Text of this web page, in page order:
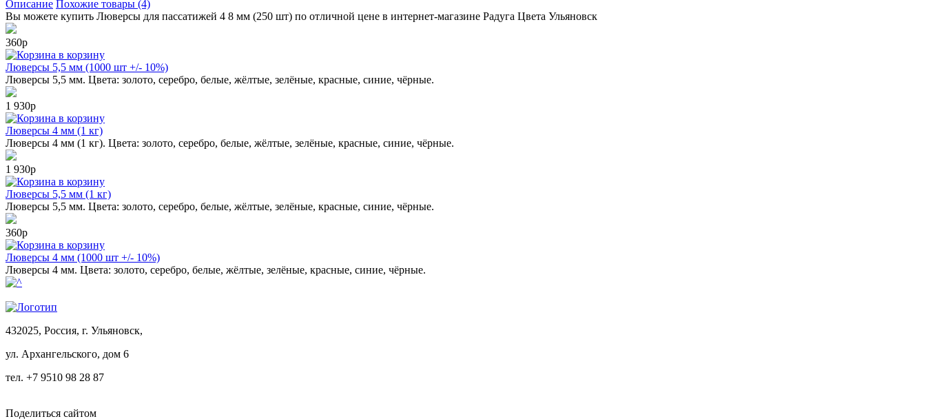
Описание Похожие товары (4)
Вы можете купить Люверсы для пассатижей 4 8 мм (250 шт) по отличной цене в интернет-магазине Радуга Цвета Ульяновск
360р
в корзину
Люверсы 5,5 мм (1000 шт +/- 10%)
Люверсы 5,5 мм. Цвета: золото, серебро, белые, жёлтые, зелёные, красные, синие, чёрные.
1 930р
в корзину
Люверсы 4 мм (1 кг)
Люверсы 4 мм (1 кг). Цвета: золото, серебро, белые, жёлтые, зелёные, красные, синие, чёрные.
1 930р
в корзину
Люверсы 5,5 мм (1 кг)
Люверсы 5,5 мм. Цвета: золото, серебро, белые, жёлтые, зелёные, красные, синие, чёрные.
360р
в корзину
Люверсы 4 мм (1000 шт +/- 10%)
Люверсы 4 мм. Цвета: золото, серебро, белые, жёлтые, зелёные, красные, синие, чёрные.
432025, Россия, г. Ульяновск,
ул. Архангельского, дом 6
тел. +7 9510 98 28 87
Поделиться сайтом